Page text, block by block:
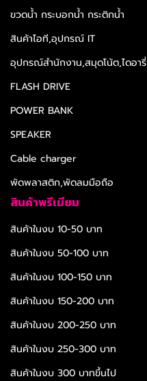
ขวดน้ำ กระบอกน้ำ กระติกน้ำ
สินค้าไอที,อุปกรณ์ IT
อุปกรณ์สำนักงาน,สมุดโน้ต,ไดอารี่
FLASH DRIVE
POWER BANK
SPEAKER
Cable charger
พัดพลาสติก,พัดลมมือถือ
สินค้าพรีเมียม
สินค้าในงบ 10-50 บาท
สินค้าในงบ 50-100 บาท
สินค้าในงบ 100-150 บาท
สินค้าในงบ 150-200 บาท
สินค้าในงบ 200-250 บาท
สินค้าในงบ 250-300 บาท
สินค้าในงบ 300 บาทขึ้นไป